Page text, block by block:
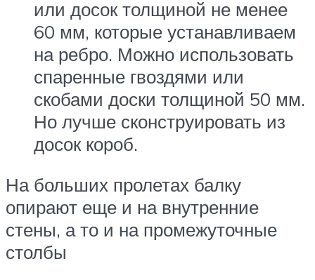
или досок толщиной не менее
60 мм, которые устанавливаем
на ребро. Можно использовать
спаренные гвоздями или
скобами доски толщиной 50 мм.
Но лучше сконструировать из
досок короб.
На больших пролетах балку
опирают еще и на внутренние
стены, а то и на промежуточные
столбы